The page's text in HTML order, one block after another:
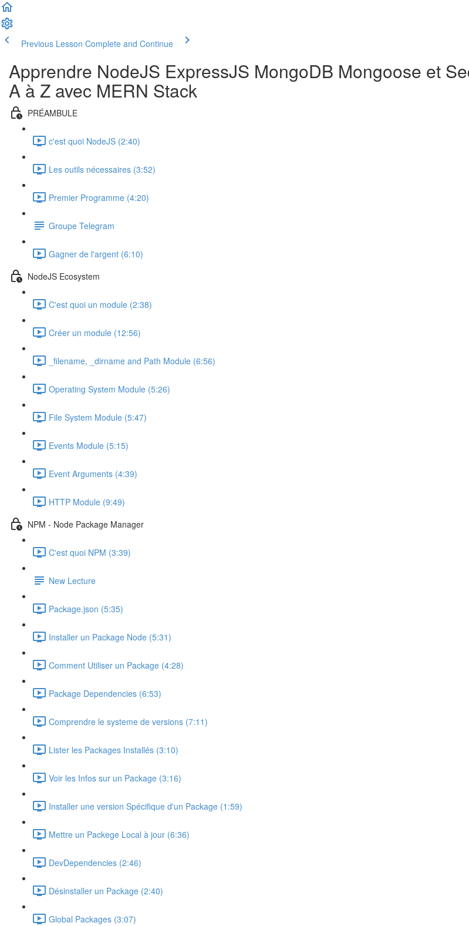
Previous Lesson Complete and Continue
Apprendre NodeJS ExpressJS MongoDB Mongoose et
A à Z avec MERN Stack
PRÉAMBULE
c'est quoi NodeJS (2:40)
Les outils nécessaires (3:52)
Premier Programme (4:20)
Groupe Telegram
Gagner de l'argent (6:10)
NodeJS Ecosystem
C'est quoi un module (2:38)
Créer un module (12:56)
_filename, _dirname and Path Module (6:56)
Operating System Module (5:26)
File System Module (5:47)
Events Module (5:15)
Event Arguments (4:39)
HTTP Module (9:49)
NPM - Node Package Manager
C'est quoi NPM (3:39)
New Lecture
Package.json (5:35)
Installer un Package Node (5:31)
Comment Utiliser un Package (4:28)
Package Dependencies (6:53)
Comprendre le systeme de versions (7:11)
Lister les Packages Installés (3:10)
Voir les Infos sur un Package (3:16)
Installer une version Spécifique d'un Package (1:59)
Mettre un Packege Local à jour (6:36)
DevDependencies (2:46)
Désinstaller un Package (2:40)
Global Packages (3:07)